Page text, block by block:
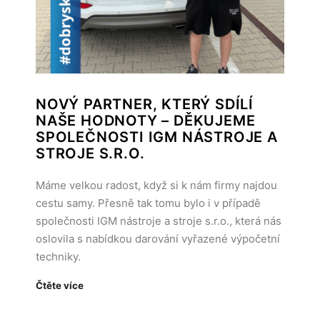
NOVÝ PARTNER, KTERÝ SDÍLÍ
NAŠE HODNOTY – DĚKUJEME
SPOLEČNOSTI IGM NÁSTROJE A
STROJE S.R.O.
Máme velkou radost, když si k nám firmy najdou
cestu samy. Přesně tak tomu bylo i v případě
společnosti IGM nástroje a stroje s.r.o., která nás
oslovila s nabídkou darování vyřazené výpočetní
techniky.
Čtěte více